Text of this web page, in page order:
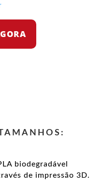
biodegradável
de impressão 3D.